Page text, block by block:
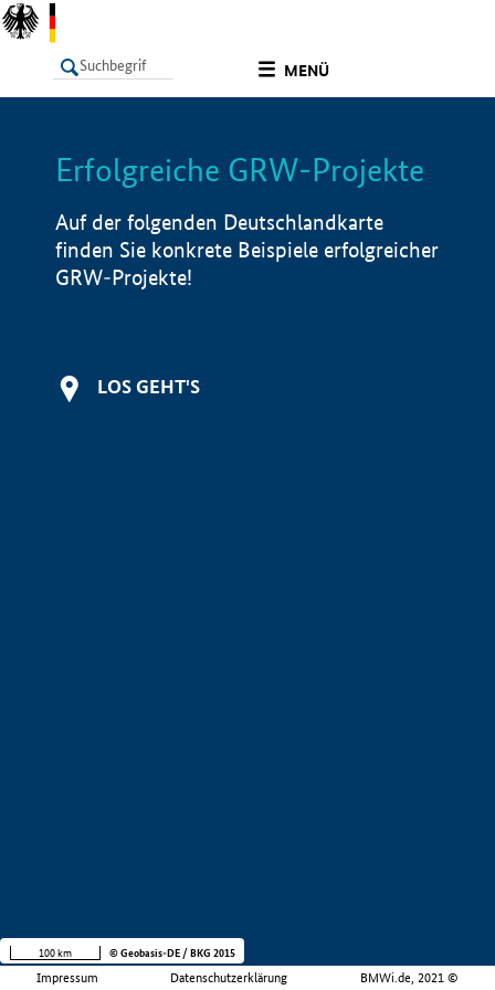
MENÜ
LISTE Info
Erfolgreiche GRW-Projekte
Auf der folgenden Deutschlandkarte
finden Sie konkrete Beispiele erfolgreicher
GRW-Projekte!
LOS GEHT'S
Impressum Datenschutzerklärung BMWi.de, 2021 ©
100 km © Geobasis-DE / BKG 2015